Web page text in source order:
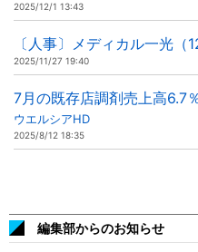
2025/12/1 13:43
〔人事〕メディカル一光（
2025/11/27 19:40
7月の既存店調剤売上高6.7
ウエルシアHD
2025/8/12 18:35
編集部からのお知らせ